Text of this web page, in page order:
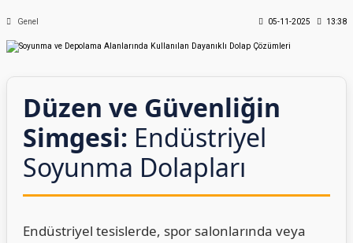
Genel 05-11-2025 13:38
Düzen ve Güvenliğin
Simgesi: Endüstriyel
Soyunma Dolapları
Endüstriyel tesislerde, spor salonlarında veya